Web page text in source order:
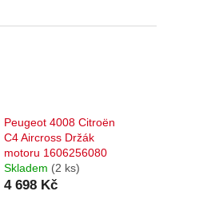
Peugeot 4008 Citroën
C4 Aircross Držák
motoru 1606256080
Skladem (2 ks)
4 698 Kč